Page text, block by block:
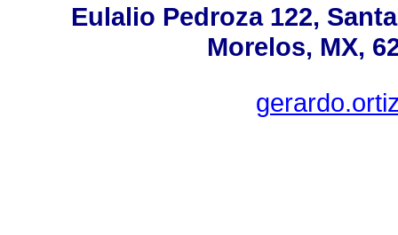
Eulalio Pedroza 122,
Morelos, MX,